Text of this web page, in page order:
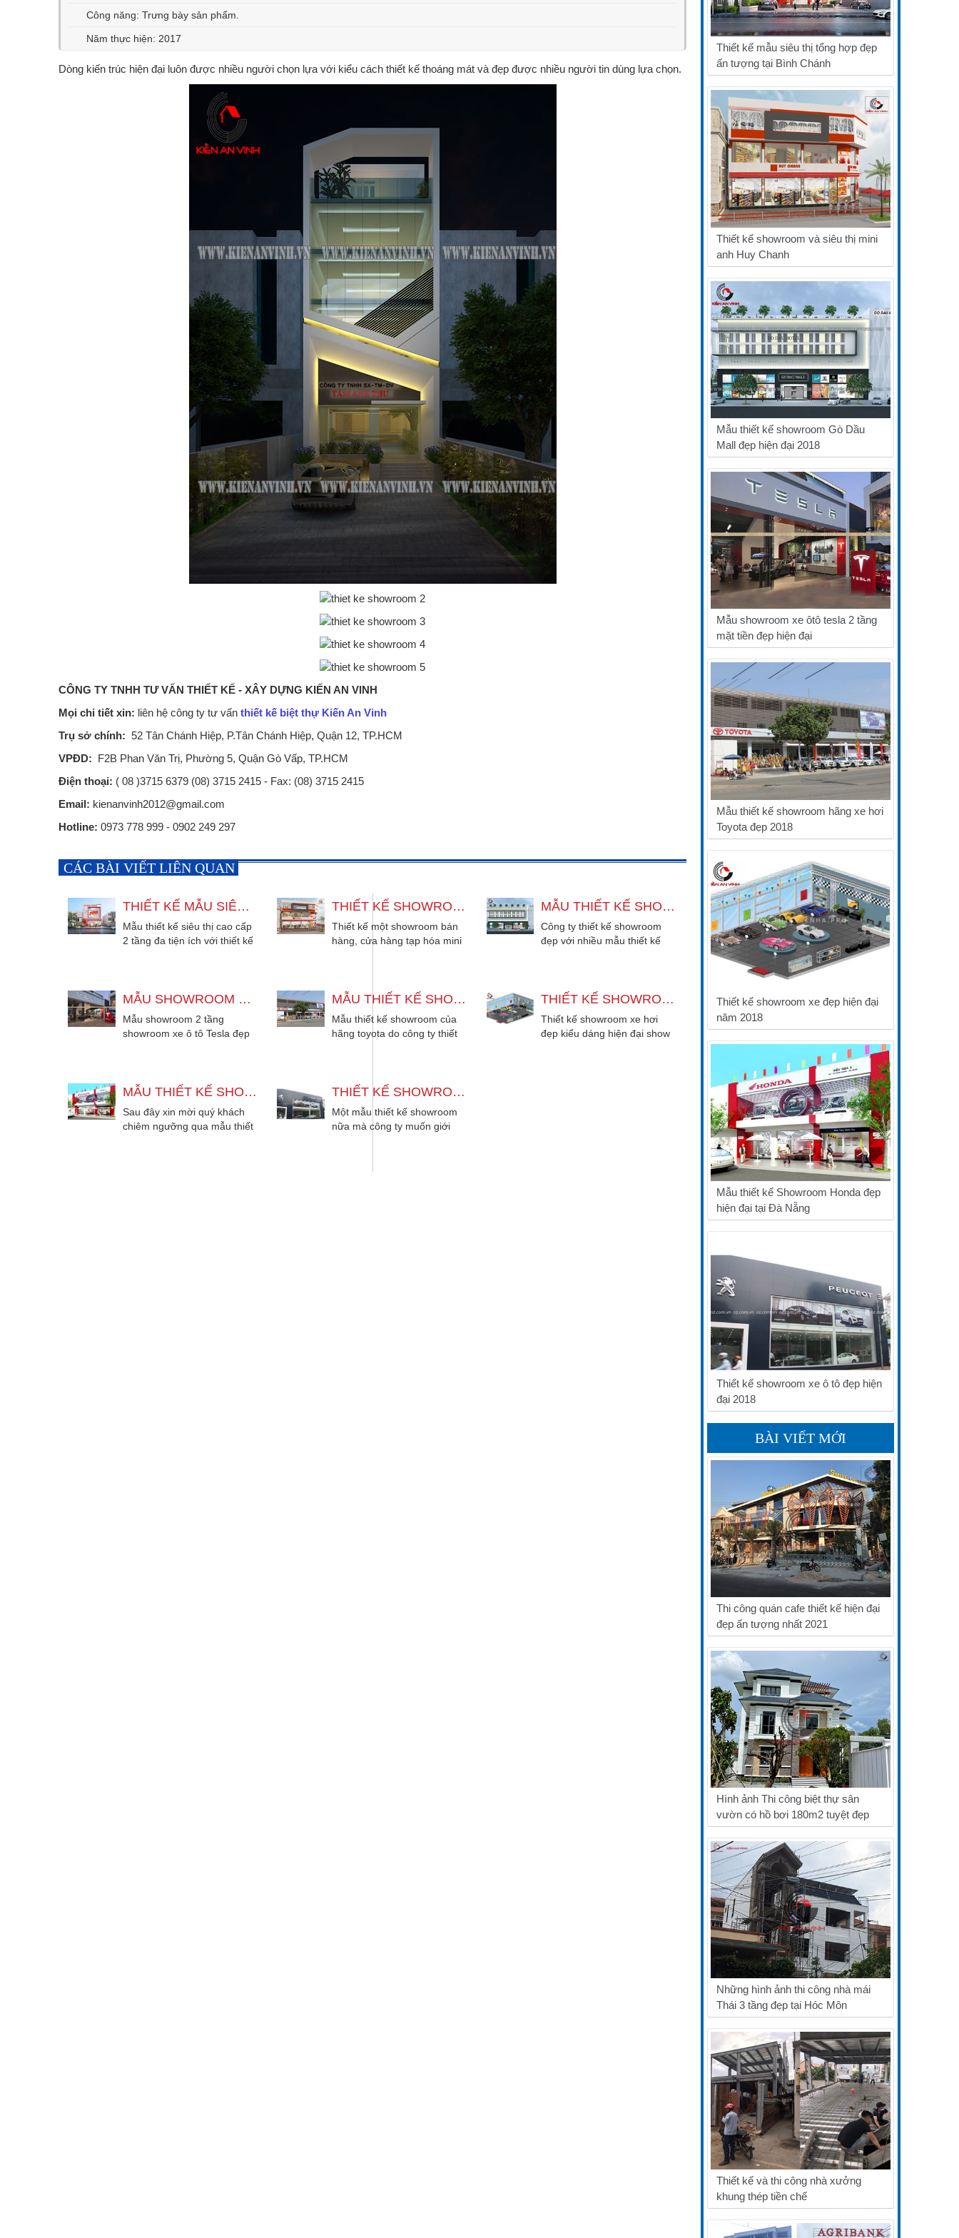
Công năng: Trưng bày sản phẩm.
Năm thực hiện: 2017
Dòng kiến trúc hiện đại luôn được nhiều người chọn lựa với kiểu cách thiết kế thoáng mát và đẹp được nhiều người tin dùng lựa chọn.
CÔNG TY TNHH TƯ VẤN THIẾT KẾ - XÂY DỰNG KIẾN AN VINH
Mọi chi tiết xin: liên hệ công ty tư vấn thiết kế biệt thự Kiến An Vinh
Trụ sở chính: 52 Tân Chánh Hiệp, P.Tân Chánh Hiệp, Quận 12, TP.HCM
VPĐD: F2B Phan Văn Trị, Phường 5, Quận Gò Vấp, TP.HCM
Điện thoại: ( 08 )3715 6379 (08) 3715 2415 - Fax: (08) 3715 2415
Email: kienanvinh2012@gmail.com
Hotline: 0973 778 999 - 0902 249 297
CÁC BÀI VIẾT LIÊN QUAN
THIẾT KẾ MẪU SIÊU THỊ TỔNG HỢP ĐẸP ẤN TƯỢNG TẠI BÌNH CHÁNH
Mẫu thiết kế siêu thị cao cấp
2 tầng đa tiện ích với thiết kế
THIẾT KẾ SHOWROOM VÀ SIÊU THỊ MINI ANH HUY CHANH
Thiết kế một showroom bán
hàng, cửa hàng tạp hóa mini
MẪU THIẾT KẾ SHOWROOM GÒ DẦU MALL ĐẸP HIỆN ĐẠI 2018
Công ty thiết kế showroom
đẹp với nhiều mẫu thiết kế
MẪU SHOWROOM XE ÔTÔ TESLA 2 TẦNG MẶT TIỀN ĐẸP HIỆN ĐẠI
Mẫu showroom 2 tầng
showroom xe ô tô Tesla đẹp
MẪU THIẾT KẾ SHOWROOM HÃNG XE HƠI TOYOTA ĐẸP 2018
Mẫu thiết kế showroom của
hãng toyota do công ty thiết
THIẾT KẾ SHOWROOM XE ĐẸP HIỆN ĐẠI NĂM 2018
Thiết kế showroom xe hơi
đẹp kiểu dáng hiện đại show
MẪU THIẾT KẾ SHOWROOM HONDA ĐẸP HIỆN ĐẠI TẠI ĐÀ NẴNG
Sau đây xin mời quý khách
chiêm ngưỡng qua mẫu thiết
THIẾT KẾ SHOWROOM XE Ô TÔ ĐẸP HIỆN ĐẠI 2018
Một mẫu thiết kế showroom
nữa mà công ty muốn giới
Thiết kế mẫu siêu thị tổng hợp đẹp
ấn tượng tại Bình Chánh
Thiết kế showroom và siêu thị mini
anh Huy Chanh
Mẫu thiết kế showroom Gò Dầu
Mall đẹp hiện đại 2018
Mẫu showroom xe ôtô tesla 2 tầng
mặt tiền đẹp hiện đại
Mẫu thiết kế showroom hãng xe hơi
Toyota đẹp 2018
Thiết kế showroom xe đẹp hiện đại
năm 2018
Mẫu thiết kế Showroom Honda đẹp
hiện đại tại Đà Nẵng
Thiết kế showroom xe ô tô đẹp hiện
đại 2018
BÀI VIẾT MỚI
Thi công quán cafe thiết kế hiện đại
đẹp ấn tượng nhất 2021
Hình ảnh Thi công biệt thự sân
vườn có hồ bơi 180m2 tuyệt đẹp
Những hình ảnh thi công nhà mái
Thái 3 tầng đẹp tại Hóc Môn
Thiết kế và thi công nhà xưởng
khung thép tiền chế